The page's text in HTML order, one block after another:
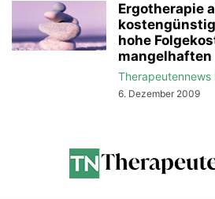
Ergotherapie
hohe
Therapeutennews
6. Dezember 2009